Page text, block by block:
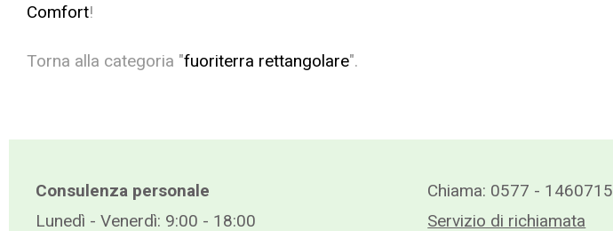
Comfort!
Torna alla categoria "fuoriterra rettangolare".
Consulenza personale
Lunedì - Venerdì: 9:00 - 18:00
Chiama: 0577 - 1460715
Servizio di richiamata